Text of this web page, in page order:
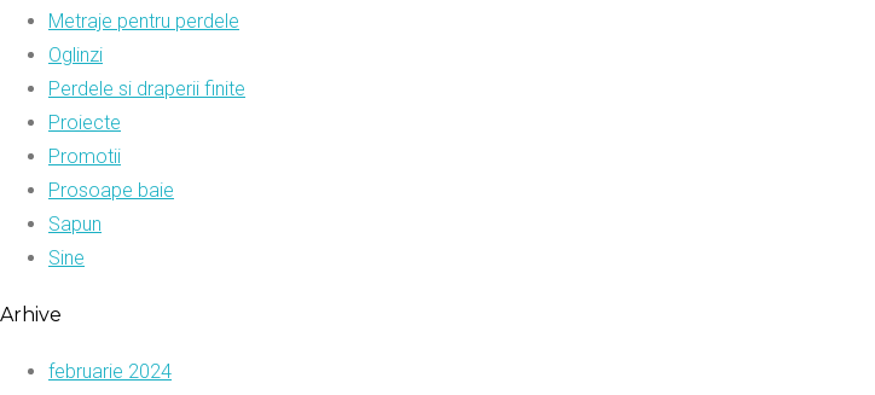
Metraje pentru perdele
Oglinzi
Perdele si draperii finite
Proiecte
Promotii
Prosoape baie
Sapun
Sine
Arhive
februarie 2024